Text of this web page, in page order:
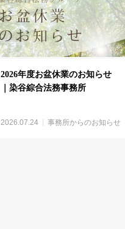
2026年度お盆休業のお知らせ
｜染谷綜合法務事務所
2026.07.24 事務所からのお知らせ